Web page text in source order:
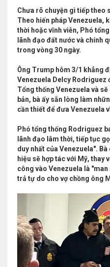
Chưa rõ chuyện gì tiếp theo
Theo hiến pháp Venezuela,
thời hoặc vĩnh viễn, Phó
lãnh đạo đất nước và chính
trong vòng 30 ngày.
Ông Trump hôm 3/1 khẳng
Venezuela Delcy Rodriguez
Tổng thống Venezuela và
bản, bà ấy sẵn lòng làm
cần thiết để đưa Venezuela
Phó tổng thống Rodriguez
lãnh đạo lâm thời, tiếp tục
duy nhất của Venezuela".
hiệu sẽ hợp tác với Mỹ, thay
công vào Venezuela là
trả tự do cho vợ chồng ông